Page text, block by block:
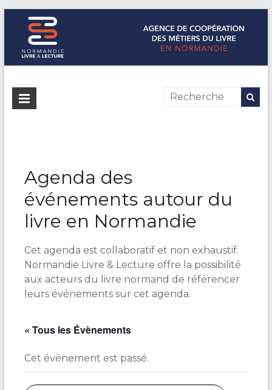
Normandie Livre & Lecture
L'agence de coopération des métiers du livre en Normandie
Agenda des
événements autour du
livre en Normandie
Cet agenda est collaboratif et non exhaustif.
Normandie Livre & Lecture offre la possibilité
aux acteurs du livre normand de référencer
leurs événements sur cet agenda.
« Tous les Évènements
Cet évènement est passé.